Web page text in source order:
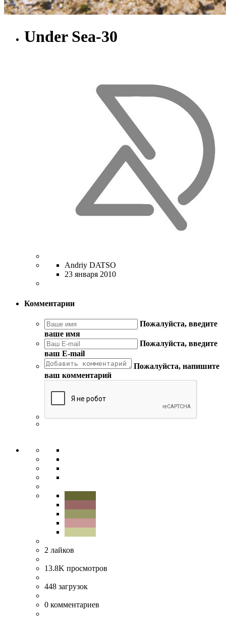
Under Sea-30
Andriy DATSO
23 января 2010
Комментарии
Пожалуйста, введите
ваше имя
Пожалуйста, введите
ваш E-mail
Пожалуйста, напишите
ваш комментарий
2 лайков
13.8K просмотров
448 загрузок
0 комментариев